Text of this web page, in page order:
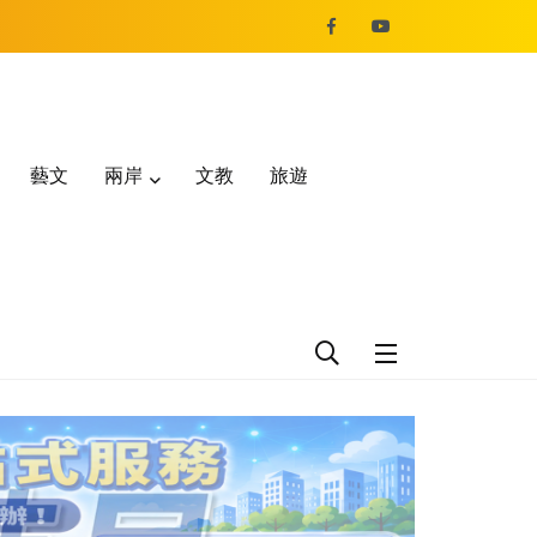
藝文 兩岸 文教 旅遊